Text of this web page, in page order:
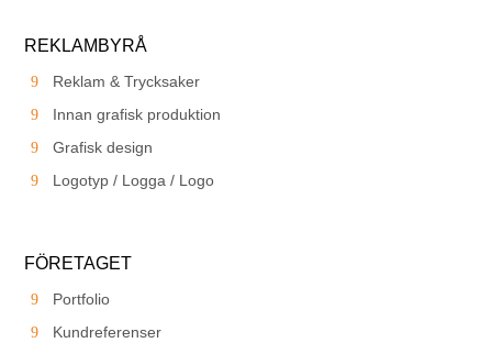
REKLAMBYRÅ
Reklam & Trycksaker
Innan grafisk produktion
Grafisk design
Logotyp / Logga / Logo
FÖRETAGET
Portfolio
Kundreferenser